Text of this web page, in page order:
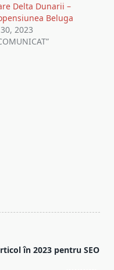
Delta Dunarii –
Beluga
2023
în 2023 pentru SEO